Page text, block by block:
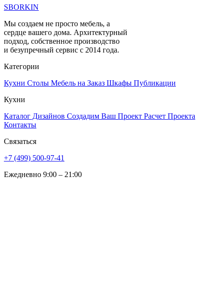
SBORKIN
Мы создаем не просто мебель, а
сердце вашего дома. Архитектурный
подход, собственное производство
и безупречный сервис с 2014 года.
Категории
Кухни Столы Мебель на Заказ Шкафы Публикации
Кухни
Каталог Дизайнов Создадим Ваш Проект Расчет Проекта
Контакты
Связаться
+7 (499) 500-97-41
Ежедневно 9:00 – 21:00